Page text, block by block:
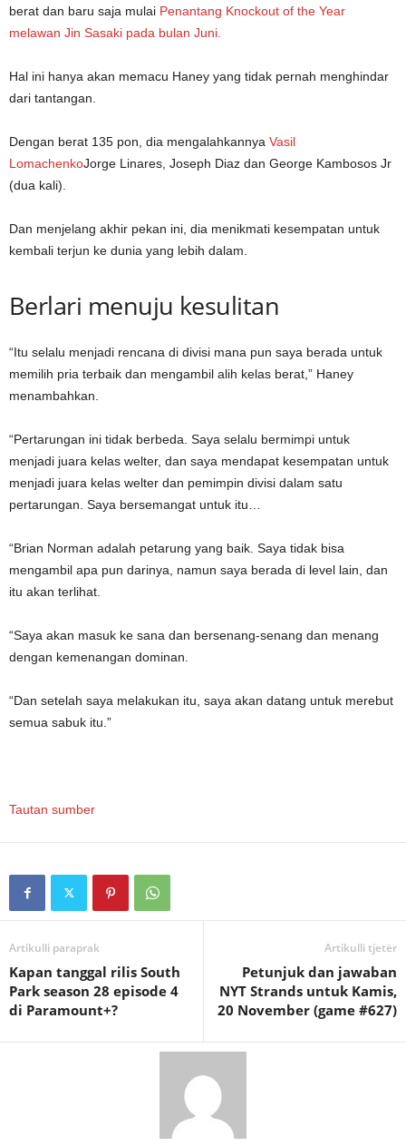
berat dan baru saja mulai Penantang Knockout of the Year
melawan Jin Sasaki pada bulan Juni.
Hal ini hanya akan memacu Haney yang tidak pernah menghindar
dari tantangan.
Dengan berat 135 pon, dia mengalahkannya Vasil
LomachenkoJorge Linares, Joseph Diaz dan George Kambosos Jr
(dua kali).
Dan menjelang akhir pekan ini, dia menikmati kesempatan untuk
kembali terjun ke dunia yang lebih dalam.
Berlari menuju kesulitan
“Itu selalu menjadi rencana di divisi mana pun saya berada untuk
memilih pria terbaik dan mengambil alih kelas berat,” Haney
menambahkan.
“Pertarungan ini tidak berbeda. Saya selalu bermimpi untuk
menjadi juara kelas welter, dan saya mendapat kesempatan untuk
menjadi juara kelas welter dan pemimpin divisi dalam satu
pertarungan. Saya bersemangat untuk itu…
“Brian Norman adalah petarung yang baik. Saya tidak bisa
mengambil apa pun darinya, namun saya berada di level lain, dan
itu akan terlihat.
“Saya akan masuk ke sana dan bersenang-senang dan menang
dengan kemenangan dominan.
“Dan setelah saya melakukan itu, saya akan datang untuk merebut
semua sabuk itu.”
Tautan sumber
Artikulli paraprak
Kapan tanggal rilis South
Park season 28 episode 4
di Paramount+?
Artikulli tjetër
Petunjuk dan jawaban
NYT Strands untuk Kamis,
20 November (game #627)